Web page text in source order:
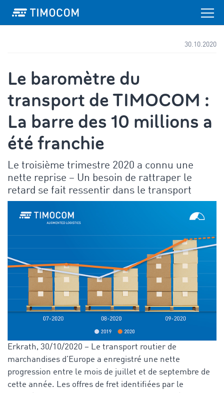
30.10.2020
Le baromètre du
transport de TIMOCOM :
La barre des 10 millions a
été franchie
Le troisième trimestre 2020 a connu une
nette reprise – Un besoin de rattraper le
retard se fait ressentir dans le transport
Erkrath, 30/10/2020 – Le transport routier de
marchandises d’Europe a enregistré une nette
progression entre le mois de juillet et de septembre de
cette année. Les offres de fret identifiées par le